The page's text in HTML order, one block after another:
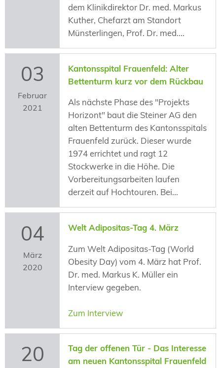
dem Klinikdirektor Dr. med. Markus
Kuther, Chefarzt am Standort
Münsterlingen, Prof. Dr. med....
03
Februar
2021
Kantonsspital Frauenfeld: Alter
Bettenturm kurz vor dem Rückbau
Als nächste Phase des "Projekts
Horizont" baut die Steiner AG den
alten Bettenturm des Kantonsspitals
Frauenfeld zurück. Dieser wurde
1974 errichtet und ragt 12
Stockwerke in die Höhe. Die
Vorbereitungsarbeiten laufen
derzeit auf Hochtouren. Bei...
04
März
2020
Welt Adipositas-Tag 4. März
Zum Welt Adipositas-Tag (World
Obesity Day) vom 4. März hat Prof.
Dr. med. Markus K. Müller ein
Interview gegeben.
Zum Interview
20
Tag der offenen Tür - Das Interesse
am neuen Kantonsspital Frauenfeld